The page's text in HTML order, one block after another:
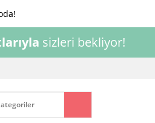
sizleri bekliyor!